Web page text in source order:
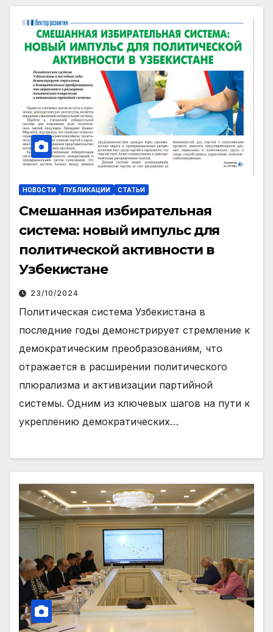
НОВОСТИ ПУБЛИКАЦИИ СТАТЬИ
Смешанная избирательная
система: новый импульс для
политической активности в
Узбекистане
23/10/2024
Политическая система Узбекистана в
последние годы демонстрирует стремление к
демократическим преобразованиям, что
отражается в расширении политического
плюрализма и активизации партийной
системы. Одним из ключевых шагов на пути к
укреплению демократических…